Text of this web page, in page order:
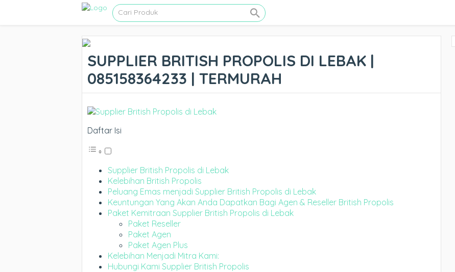
SUPPLIER BRITISH PROPOLIS DI LEBAK |
085158364233 | TERMURAH
Daftar Isi
Supplier British Propolis di Lebak
Kelebihan British Propolis
Peluang Emas menjadi Supplier British Propolis di Lebak
Keuntungan Yang Akan Anda Dapatkan Bagi Agen & Reseller British Propolis
Paket Kemitraan Supplier British Propolis di Lebak
Paket Reseller
Paket Agen
Paket Agen Plus
Kelebihan Menjadi Mitra Kami:
Hubungi Kami Supplier British Propolis